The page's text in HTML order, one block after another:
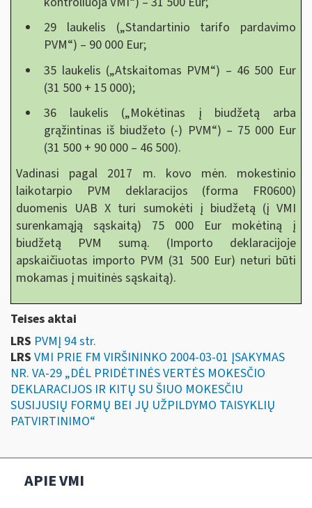
29 laukelis („Standartinio tarifo pardavimo
PVM“) – 90 000 Eur;
35 laukelis („Atskaitomas PVM“) – 46 500 Eur
(31 500 + 15 000);
36 laukelis („Mokėtinas į biudžetą arba
grąžintinas iš biudžeto (-) PVM“) – 75 000 Eur
(31 500 + 90 000 – 46 500).
Vadinasi pagal 2017 m. kovo mėn. mokestinio
laikotarpio PVM deklaracijos (forma FR0600)
duomenis UAB X turi sumokėti į biudžetą (į VMI
surenkamąją sąskaitą) 75 000 Eur mokėtiną į
biudžetą PVM sumą. (Importo deklaracijoje
apskaičiuotas importo PVM (31 500 Eur) neturi būti
mokamas į muitinės sąskaitą).
Teises aktai
LRS PVMĮ 94 str.
LRS VMI PRIE FM VIRŠININKO 2004-03-01 ĮSAKYMAS
NR. VA-29 „DĖL PRIDĖTINĖS VERTĖS MOKESČIO
DEKLARACIJOS IR KITŲ SU ŠIUO MOKESČIU
SUSIJUSIŲ FORMŲ BEI JŲ UŽPILDYMO TAISYKLIŲ
PATVIRTINIMO“
APIE VMI